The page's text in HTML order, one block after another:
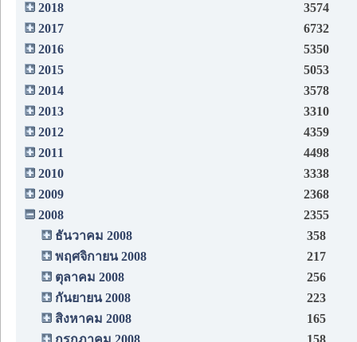
2018
3574
2017
6732
2016
5350
2015
5053
2014
3578
2013
3310
2012
4359
2011
4498
2010
3338
2009
2368
2008
2355
ธันวาคม 2008
358
พฤศจิกายน 2008
217
ตุลาคม 2008
256
กันยายน 2008
223
สิงหาคม 2008
165